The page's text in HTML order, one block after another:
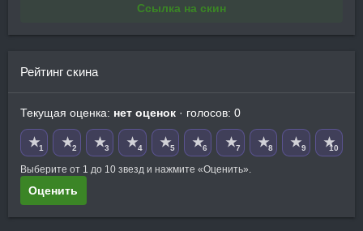
Ссылка на скин
Рейтинг скина
Текущая оценка: нет оценок · голосов: 0
★1 ★2 ★3 ★4 ★5 ★6 ★7 ★8 ★9 ★10
Выберите от 1 до 10 звезд и нажмите «Оценить».
Оценить